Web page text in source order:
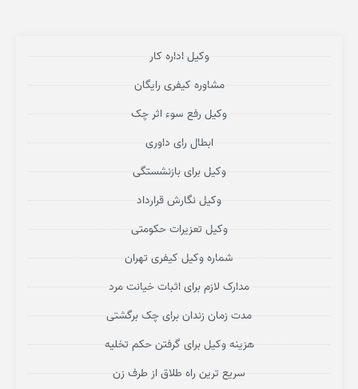
وکیل اداره کار
مشاوره کیفری رایگان
وکیل رفع سوء اثر چک
ابطال رای داوری
وکیل برای بازنشستگی
وکیل نگارش قرارداد
وکیل تعزیرات حکومتی
شماره وکیل کیفری تهران
مدارک لازم برای اثبات خیانت مرد
مدت زمان زندان برای چک برگشتی
هزینه وکیل برای گرفتن حکم تخلیه
سریع ترین راه طلاق از طرف زن